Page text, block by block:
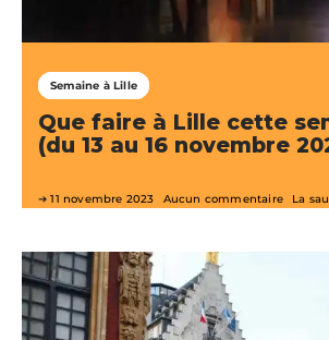
Semaine à Lille
Que faire à Lille cette
(du 13 au 16 novembre
11 novembre 2023 Aucun commentaire La